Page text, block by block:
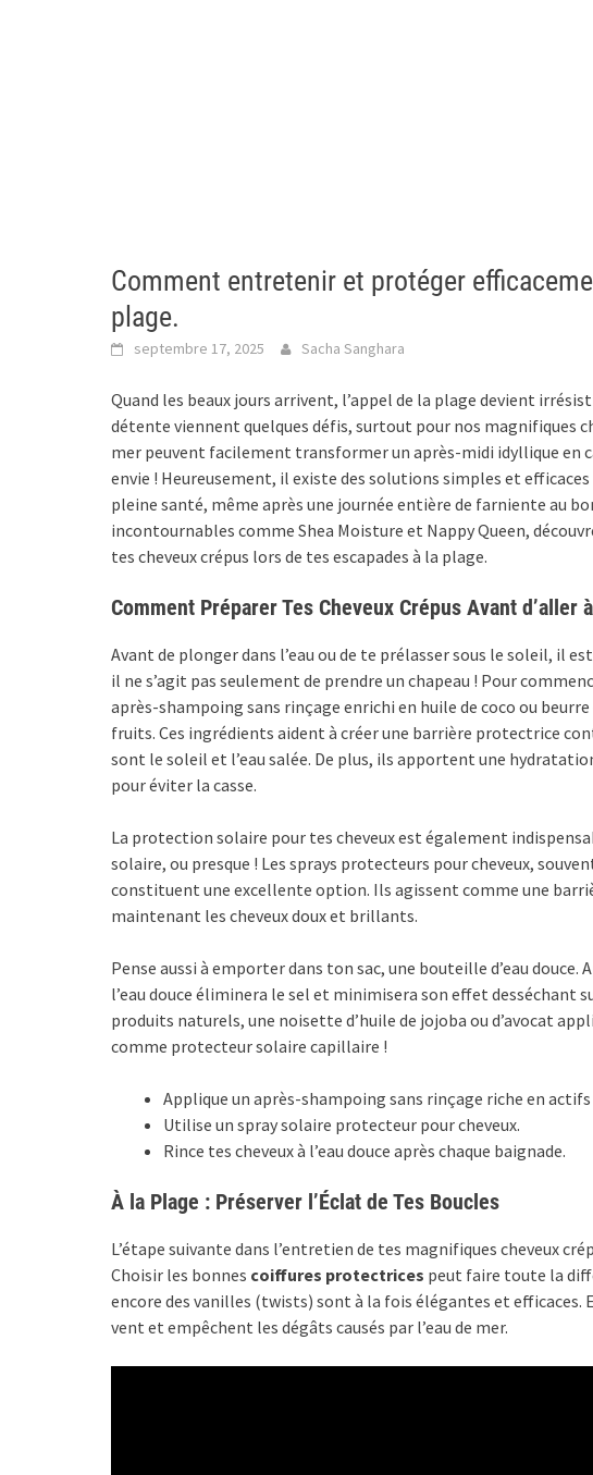
Comment entretenir et protéger
plage.
septembre 17, 2025 Sacha Sanghara
Quand les beaux jours arrivent, l’appel de la plage devient
détente viennent quelques défis, surtout pour nos magnifiques
mer peuvent facilement transformer un après-midi idyllique en
envie ! Heureusement, il existe des solutions simples et
pleine santé, même après une journée entière de farniente au
incontournables comme Shea Moisture et Nappy Queen,
tes cheveux crépus lors de tes escapades à la plage.
Comment Préparer Tes Cheveux Crépus Avant d’aller
Avant de plonger dans l’eau ou de te prélasser sous le soleil, il
il ne s’agit pas seulement de prendre un chapeau ! Pour
après-shampoing sans rinçage enrichi en huile de coco ou
fruits. Ces ingrédients aident à créer une barrière protectrice
sont le soleil et l’eau salée. De plus, ils apportent une
pour éviter la casse.
La protection solaire pour tes cheveux est également
solaire, ou presque ! Les sprays protecteurs pour cheveux,
constituent une excellente option. Ils agissent comme une
maintenant les cheveux doux et brillants.
Pense aussi à emporter dans ton sac, une bouteille d’eau douce.
l’eau douce éliminera le sel et minimisera son effet desséchant
produits naturels, une noisette d’huile de jojoba ou d’avocat
comme protecteur solaire capillaire !
Applique un après-shampoing sans rinçage riche en
Utilise un spray solaire protecteur pour cheveux.
Rince tes cheveux à l’eau douce après chaque baignade.
À la Plage : Préserver l’Éclat de Tes Boucles
L’étape suivante dans l’entretien de tes magnifiques cheveux
Choisir les bonnes coiffures protectrices peut faire toute la
encore des vanilles (twists) sont à la fois élégantes et
vent et empêchent les dégâts causés par l’eau de mer.